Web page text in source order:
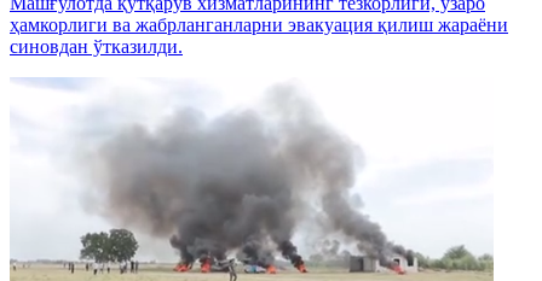
ҳамкорлиги ва жабрланганларни эвакуация қилиш жараёни
синовдан ўтказилди.